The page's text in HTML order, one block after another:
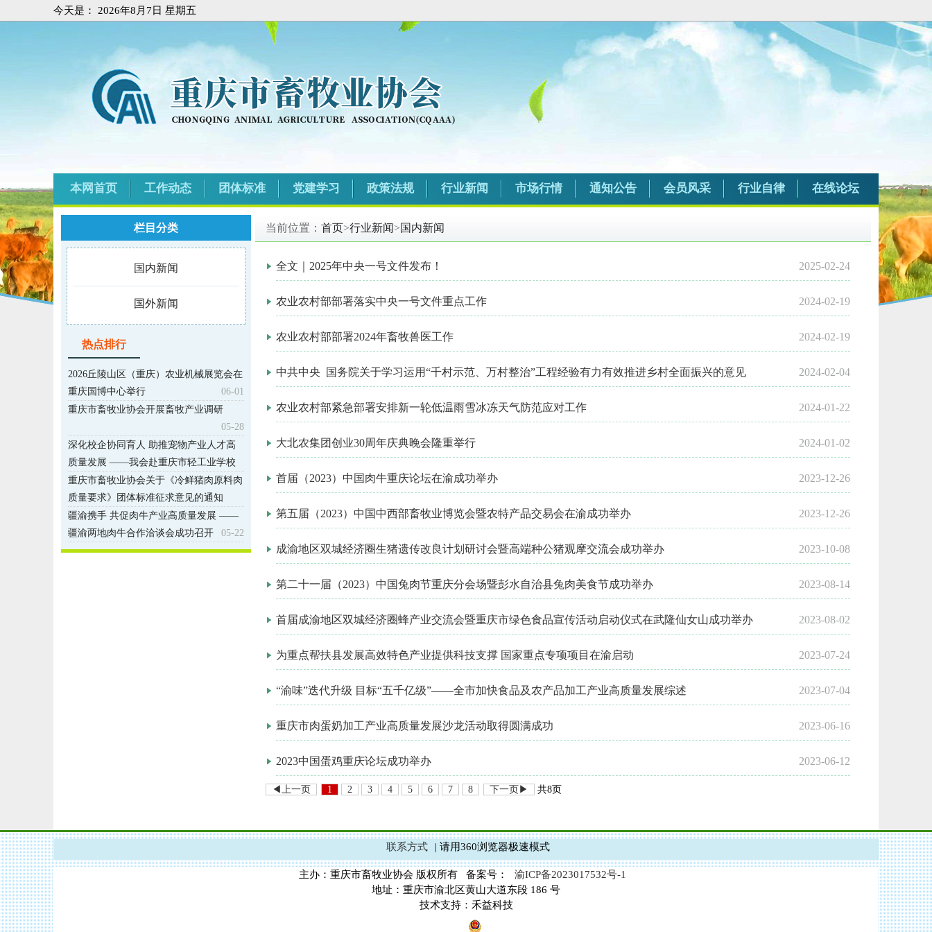
今天是： 2026年8月7日 星期五
本网首页 工作动态 团体标准 党建学习 政策法规 行业新闻 市场行情 通知公告 会员风采 行业自律 在线论坛
栏目分类
国内新闻
国外新闻
热点排行
2026丘陵山区（重庆）农业机械展览会在
重庆国博中心举行
06-01
重庆市畜牧业协会开展畜牧产业调研
05-28
深化校企协同育人 助推宠物产业人才高
质量发展 ——我会赴重庆市轻工业学校
开展专项交流座谈
05-25
重庆市畜牧业协会关于《冷鲜猪肉原料肉
质量要求》团体标准征求意见的通知
05-25
疆渝携手 共促肉牛产业高质量发展 ——
疆渝两地肉牛合作洽谈会成功召开
05-22
当前位置： 首页>行业新闻>国内新闻
全文｜2025年中央一号文件发布！ 2025-02-24
农业农村部部署落实中央一号文件重点工作 2024-02-19
农业农村部部署2024年畜牧兽医工作 2024-02-19
中共中央 国务院关于学习运用“千村示范、万村整治”工程经验有力有效推进乡村全面振兴的意见 2024-02-04
农业农村部紧急部署安排新一轮低温雨雪冰冻天气防范应对工作 2024-01-22
大北农集团创业30周年庆典晚会隆重举行 2024-01-02
首届（2023）中国肉牛重庆论坛在渝成功举办 2023-12-26
第五届（2023）中国中西部畜牧业博览会暨农特产品交易会在渝成功举办 2023-12-26
成渝地区双城经济圈生猪遗传改良计划研讨会暨高端种公猪观摩交流会成功举办 2023-10-08
第二十一届（2023）中国兔肉节重庆分会场暨彭水自治县兔肉美食节成功举办 2023-08-14
首届成渝地区双城经济圈蜂产业交流会暨重庆市绿色食品宣传活动启动仪式在武隆仙女山成功举办 2023-08-02
为重点帮扶县发展高效特色产业提供科技支撑 国家重点专项项目在渝启动 2023-07-24
“渝味”迭代升级 目标“五千亿级”——全市加快食品及农产品加工产业高质量发展综述 2023-07-04
重庆市肉蛋奶加工产业高质量发展沙龙活动取得圆满成功 2023-06-16
2023中国蛋鸡重庆论坛成功举办 2023-06-12
◀上一页 1 2 3 4 5 6 7 8 下一页▶ 共8页
联系方式 | 请用360浏览器极速模式
主办：重庆市畜牧业协会 版权所有 备案号：
渝ICP备2023017532号-1
地址：重庆市渝北区黄山大道东段 186 号
技术支持：禾益科技